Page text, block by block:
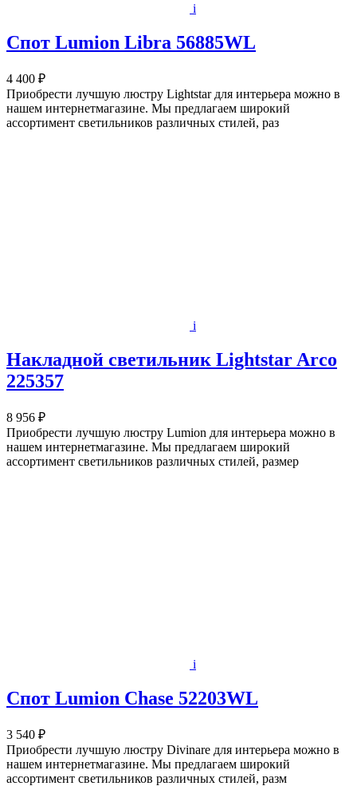
i
Спот Lumion Libra 56885WL
4 400 ₽
Приобрести лучшую люстру Lightstar для интерьера можно в
нашем интернетмагазине. Мы предлагаем широкий
ассортимент светильников различных стилей, раз
i
Накладной светильник Lightstar Arco
225357
8 956 ₽
Приобрести лучшую люстру Lumion для интерьера можно в
нашем интернетмагазине. Мы предлагаем широкий
ассортимент светильников различных стилей, размер
i
Спот Lumion Chase 52203WL
3 540 ₽
Приобрести лучшую люстру Divinare для интерьера можно в
нашем интернетмагазине. Мы предлагаем широкий
ассортимент светильников различных стилей, разм